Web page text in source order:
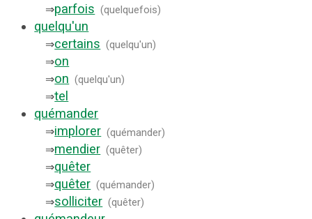
⇒parfois (quelquefois)
quelqu'un
⇒certains (quelqu'un)
⇒on
⇒on (quelqu'un)
⇒tel
quémander
⇒implorer (quémander)
⇒mendier (quêter)
⇒quêter
⇒quêter (quémander)
⇒solliciter (quêter)